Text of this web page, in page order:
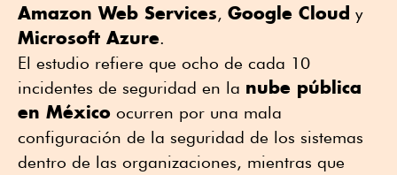
Amazon Web Services, Google Cloud y
Microsoft Azure.
El estudio refiere que ocho de cada 10
incidentes de seguridad en la nube pública
en México ocurren por una mala
configuración de la seguridad de los sistemas
dentro de las organizaciones, mientras que